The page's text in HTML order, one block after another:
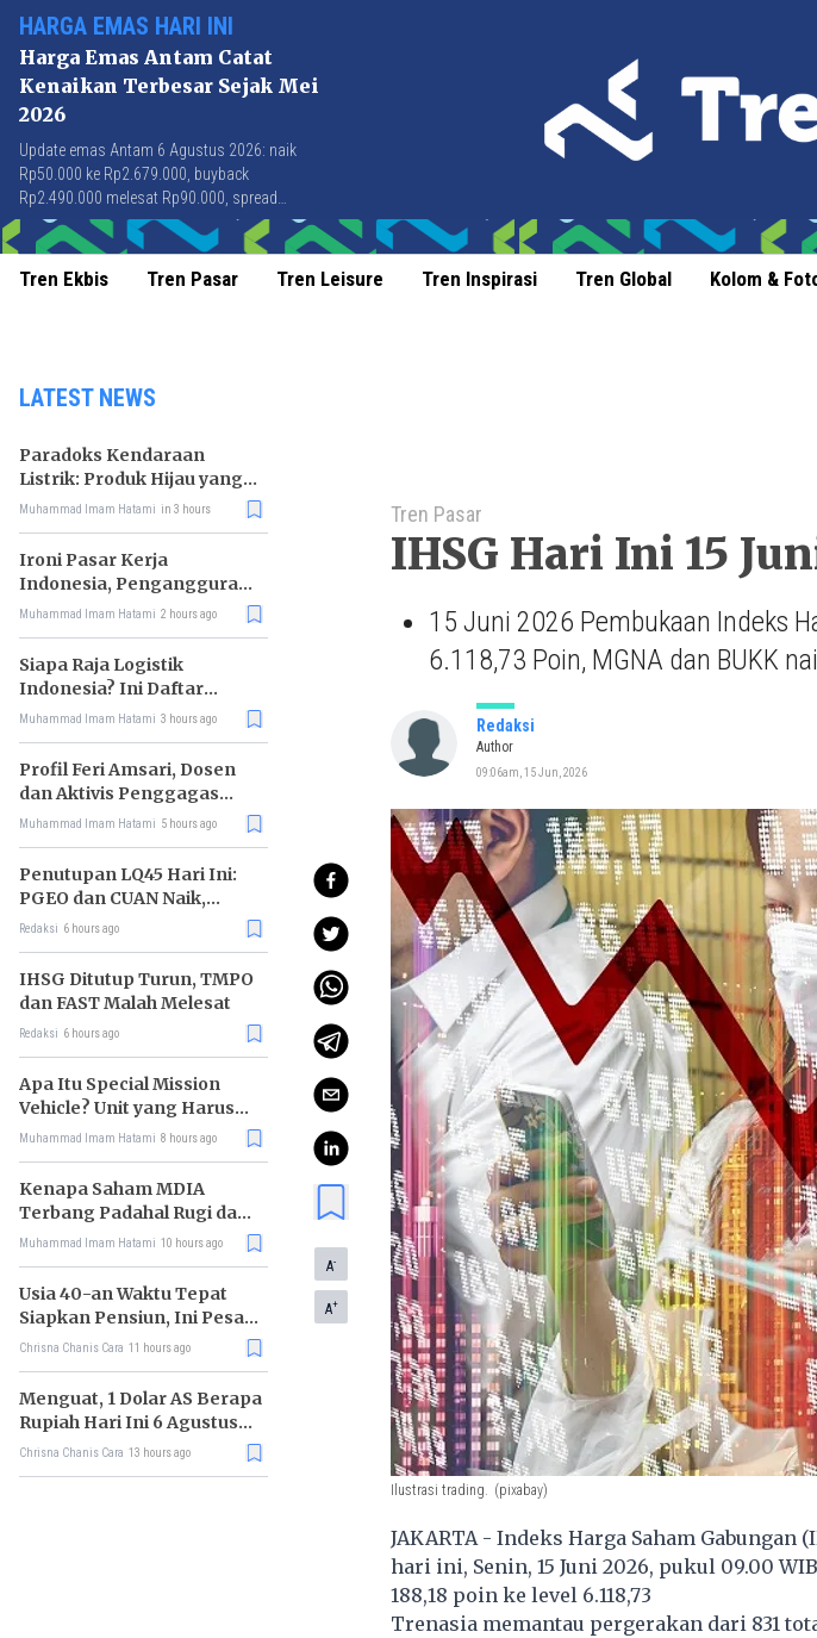
HARGA EMAS HARI INI
Harga Emas Antam Catat
Kenaikan Terbesar Sejak Mei
2026
Update emas Antam 6 Agustus 2026: naik
Rp50.000 ke Rp2.679.000, buyback
Rp2.490.000 melesat Rp90.000, spread
Rp189.000 tersempit sejak awal April 2026.
Tren Ekbis Tren Pasar Tren Leisure Tren Inspirasi Tren Global Kolom &
LATEST NEWS
Paradoks Kendaraan
Listrik: Produk Hijau yang
Ancam Hutan Tropis
Muhammad Imam Hatami in 3 hours
Ironi Pasar Kerja
Indonesia, Pengangguran
Didominasi Lulusan SMK
Muhammad Imam Hatami 2 hours ago
Siapa Raja Logistik
Indonesia? Ini Daftar
Pemimpin Pasarnya
Muhammad Imam Hatami 3 hours ago
Profil Feri Amsari, Dosen
dan Aktivis Penggagas
Kabinet Bayangan
Muhammad Imam Hatami 5 hours ago
Penutupan LQ45 Hari Ini:
PGEO dan CUAN Naik,
MBMA Turun
Redaksi 6 hours ago
IHSG Ditutup Turun, TMPO
dan FAST Malah Melesat
Redaksi 6 hours ago
Apa Itu Special Mission
Vehicle? Unit yang Harus
Bereskan Utang Whoosh
Muhammad Imam Hatami 8 hours ago
Kenapa Saham MDIA
Terbang Padahal Rugi dan
Terlilit Utang?
Muhammad Imam Hatami 10 hours ago
Usia 40-an Waktu Tepat
Siapkan Pensiun, Ini Pesan
Rhenald Kasali
Chrisna Chanis Cara 11 hours ago
Menguat, 1 Dolar AS Berapa
Rupiah Hari Ini 6 Agustus
2026?
Chrisna Chanis Cara 13 hours ago
A-
A+
Tren Pasar
IHSG Hari Ini 15
15 Juni 2026 Pembukaan Indeks
6.118,73 Poin, MGNA dan BUKK
Redaksi
Author
09:06am, 15 Jun, 2026
Ilustrasi trading. (pixabay)
JAKARTA - Indeks Harga Saham Gabungan
hari ini, Senin, 15 Juni 2026, pukul 09.00
188,18 poin ke level 6.118,73
Trenasia memantau pergerakan dari 831